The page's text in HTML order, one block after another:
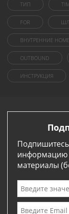
ТИП
FOR
ВНУТРЕННИЕ
OUTBOUND
ИНСТРУКЦИЯ
информацию
материалы